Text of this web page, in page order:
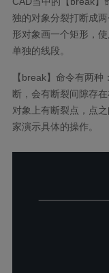
独的对象分裂打断成
形对象画一个矩形，使
单独的线段。
【break】命令有两种
断，会有断裂间隙存
对象上有断裂点，点
家演示具体的操作。